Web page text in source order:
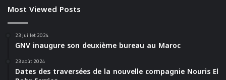
Most Viewed Posts
23 juillet 2024
GNV inaugure son deuxième bureau au Maroc
23 août 2024
Dates des traversées de la nouvelle compagnie Nouris El